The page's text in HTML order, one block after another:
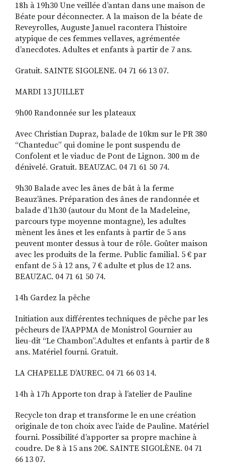
18h à 19h30 Une veillée d’antan dans une maison de
Béate pour déconnecter. A la maison de la béate de
Reveyrolles, Auguste Januel racontera l’histoire
atypique de ces femmes vellaves, agré­mentée
d’anecdotes. Adultes et enfants à partir de 7 ans.
Gratuit. SAINTE SIGOLENE. 04 71 66 13 07.
MARDI 13 JUILLET
9h00 Randonnée sur les plateaux
Avec Christian Dupraz, ba­lade de 10km sur le PR 380
“Chanteduc” qui domine le pont suspendu de
Confolent et le viaduc de Pont de Lignon. 300 m de
dénivelé. Gratuit. BEAUZAC. 04 71 61 50 74.
9h30 Balade avec les ânes de bât à la ferme
Beauz’ânes. Préparation des ânes de randonnée et
balade d’1h30 (autour du Mont de la Madeleine,
parcours type moyenne montagne), les adultes
mènent les ânes et les enfants à partir de 5 ans
peuvent monter dessus à tour de rôle. Goûter maison
avec les produits de la ferme. Public familial. 5 € par
enfant de 5 à 12 ans, 7 € adulte et plus de 12 ans.
BEAUZAC. 04 71 61 50 74.
14h Gardez la pêche
Initiation aux différentes techniques de pêche par les
pêcheurs de l’AAPPMA de Mo­nistrol Gournier au
lieu-dit “Le Chambon”.Adultes et enfants à partir de 8
ans. Matériel fourni. Gratuit.
LA CHAPELLE D’AUREC. 04 71 66 03 14.
14h à 17h Apporte ton drap à l’atelier de Pauline
Recycle ton drap et transforme le en une création
originale de ton choix avec l’aide de Pauline. Matériel
fourni. Possibilité d’apporter sa propre machine à
coudre. De 8 à 15 ans 20€. SAINTE SIGOLÈNE. 04 71
66 13 07.